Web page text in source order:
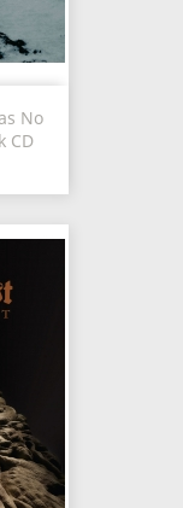
No
CD